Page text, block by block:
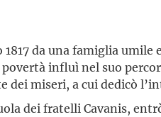
1817 da una famiglia umile
povertà influì nel suo
dei miseri, a cui dedicò
dei fratelli Cavanis,